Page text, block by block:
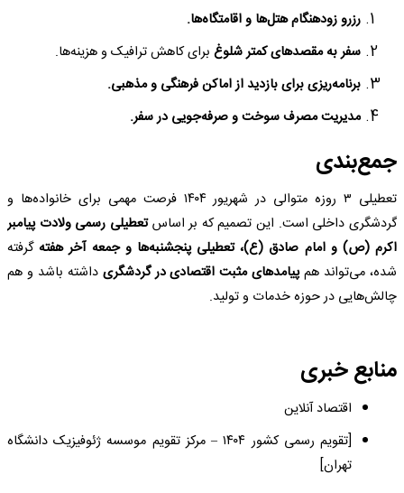
رزرو زودهنگام هتل‌ها و اقامتگاه‌ها.
سفر به مقصدهای کمتر شلوغ برای کاهش ترافیک و هزینه‌ها.
برنامه‌ریزی برای بازدید از اماکن فرهنگی و مذهبی.
مدیریت مصرف سوخت و صرفه‌جویی در سفر.
جمع‌بندی
تعطیلی ۳ روزه متوالی در شهریور ۱۴۰۴ فرصت مهمی برای خانواده‌ها و
گردشگری داخلی است. این تصمیم که بر اساستعطیلی رسمی ولادت پیامبر
اکرم (ص) و امام صادق (ع)، تعطیلی پنجشنبه‌ها و جمعه آخر هفتهگرفته
شده، می‌تواند همپیامدهای مثبت اقتصادی در گردشگری داشته باشد و هم
چالش‌هایی در حوزه خدمات و تولید.
منابع خبری
اقتصاد آنلاین
[تقویم رسمی کشور ۱۴۰۴ – مرکز تقویم موسسه ژئوفیزیک دانشگاه
تهران]